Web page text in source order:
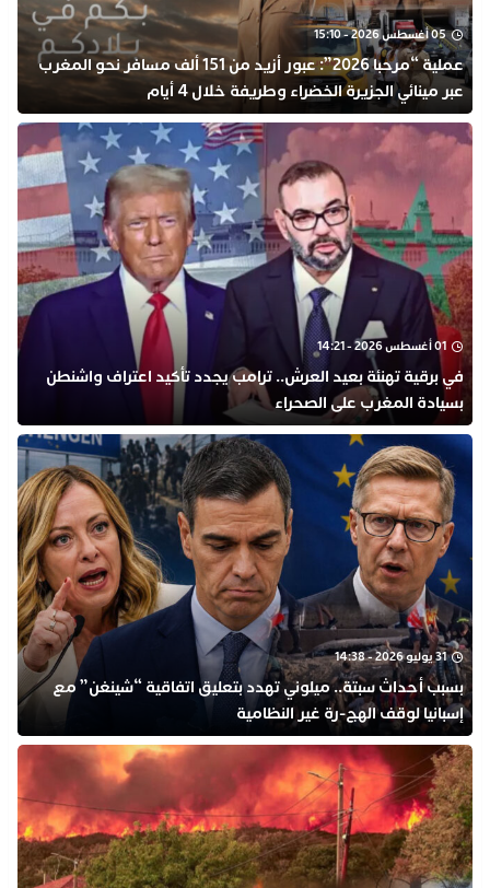
05 أغسطس 2026 - 15:10
عملية “مرحبا 2026”: عبور أزيد من 151 ألف مسافر نحو المغرب
عبر مينائي الجزيرة الخضراء وطريفة خلال 4 أيام
01 أغسطس 2026 - 14:21
في برقية تهنئة بعيد العرش.. ترامب يجدد تأكيد اعتراف واشنطن
بسيادة المغرب على الصحراء
31 يوليو 2026 - 14:38
بسبب أحداث سبتة.. ميلوني تهدد بتعليق اتفاقية “شينغن” مع
إسبانيا لوقف الهج-رة غير النظامية